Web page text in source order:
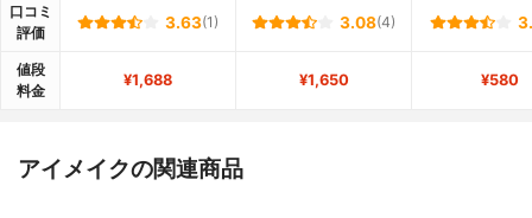
口コミ
評価
3.63(1) 3.08(4)
値段
料金
¥1,688 ¥1,650 ¥580
アイメイクの関連商品